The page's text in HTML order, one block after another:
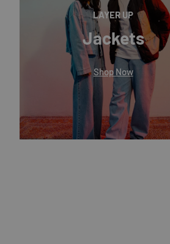
LAYER UP
Jackets
Shop Now